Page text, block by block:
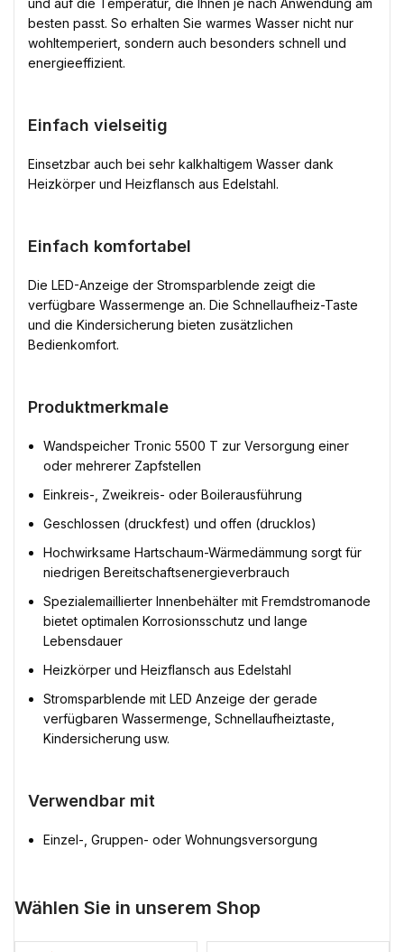
und auf die Temperatur, die Ihnen je nach Anwendung am
besten passt. So erhalten Sie warmes Wasser nicht nur
wohltemperiert, sondern auch besonders schnell und
energieeffizient.
Einfach vielseitig
Einsetzbar auch bei sehr kalkhaltigem Wasser dank
Heizkörper und Heizflansch aus Edelstahl.
Einfach komfortabel
Die LED-Anzeige der Stromsparblende zeigt die
verfügbare Wassermenge an. Die Schnellaufheiz-Taste
und die Kindersicherung bieten zusätzlichen
Bedienkomfort.
Produktmerkmale
Wandspeicher Tronic 5500 T zur Versorgung einer
oder mehrerer Zapfstellen
Einkreis-, Zweikreis- oder Boilerausführung
Geschlossen (druckfest) und offen (drucklos)
Hochwirksame Hartschaum-Wärmedämmung sorgt für
niedrigen Bereitschaftsenergieverbrauch
Spezialemaillierter Innenbehälter mit Fremdstromanode
bietet optimalen Korrosionsschutz und lange
Lebensdauer
Heizkörper und Heizflansch aus Edelstahl
Stromsparblende mit LED Anzeige der gerade
verfügbaren Wassermenge, Schnellaufheiztaste,
Kindersicherung usw.
Verwendbar mit
Einzel-, Gruppen- oder Wohnungsversorgung
Wählen Sie in unserem Shop